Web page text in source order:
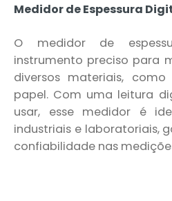
Medidor de Espessura
O medidor de
instrumento preciso para
diversos materiais,
papel. Com uma leitura
usar, esse medidor é
industriais e laboratoriais,
confiabilidade nas